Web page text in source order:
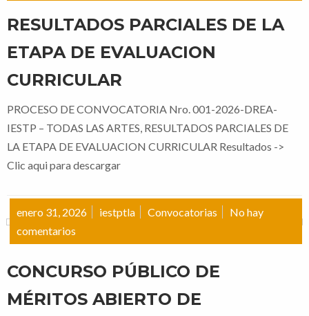
RESULTADOS PARCIALES DE LA
ETAPA DE EVALUACION
CURRICULAR
PROCESO DE CONVOCATORIA Nro. 001-2026-DREA-
IESTP – TODAS LAS ARTES, RESULTADOS PARCIALES DE
LA ETAPA DE EVALUACION CURRICULAR Resultados ->
Clic aqui para descargar
enero 31, 2026 iestptla Convocatorias
No hay
comentarios
CONCURSO PÚBLICO DE
MÉRITOS ABIERTO DE